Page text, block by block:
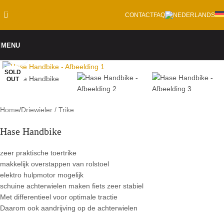
Skip to navigation
CONTACTFAQ
MENU
SOLD
OUT
Home/Driewieler / Trike
Hase Handbike
zeer praktische toertrike
makkelijk overstappen van rolstoel
elektro hulpmotor mogelijk
schuine achterwielen maken fiets zeer stabiel
Met differentieel voor optimale tractie
Daarom ook aandrijving op de achterwielen